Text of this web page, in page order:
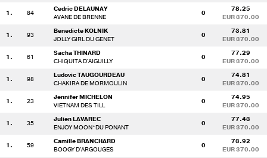
1. 84
Cedric DELAUNAY
AVANE DE BRENNE
0
78.25
EUR 370.00
1. 93
Benedicte KOLNIK
JOLLY GIRL DU GENET
0
73.81
EUR 370.00
1. 61
Sacha THINARD
CHIQUITA D'AIGUILLY
0
77.29
EUR 370.00
1. 98
Ludovic TAUGOURDEAU
CHAKIRA DE MORMOULIN
0
74.81
EUR 370.00
1. 23
Jennifer MICHELON
VIETNAM DES TILL
0
74.95
EUR 370.00
1. 35
Julien LAVAREC
ENJOY MOON*DU PONANT
0
77.43
EUR 370.00
1. 59
Camille BRANCHARD
BOOGY D'ARGOUGES
0
73.92
EUR 370.00